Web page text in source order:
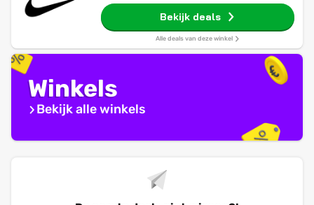
Bekijk deals
Alle deals van deze winkel
Winkels
Bekijk alle winkels